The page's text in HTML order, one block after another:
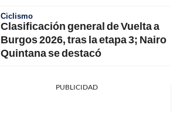
Ciclismo
Clasificación general de Vuelta a
Burgos 2026, tras la etapa 3; Nairo
Quintana se destacó
PUBLICIDAD